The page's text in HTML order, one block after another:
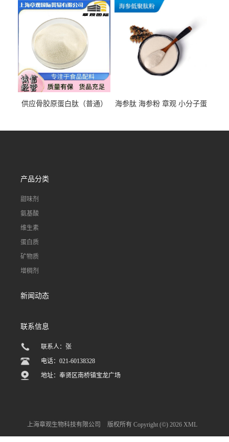
饮料 20%
应
供应骨胶原蛋白肽（普通）
海参肽 海参粉 章观 小分子蛋
产品分类
甜味剂
氨基酸
维生素
蛋白质
矿物质
增稠剂
新闻动态
联系信息
联系人：张
电话：021-60138328
地址：奉贤区南桥镇宝龙广场
上海章观生物科技有限公司 版权所有 Copyright (©) 2026 XML